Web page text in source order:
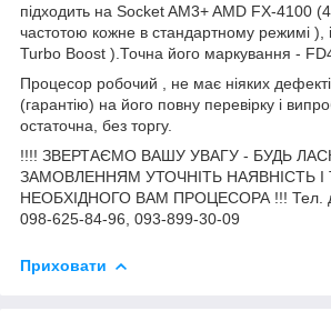
підходить на Socket AM3+ AMD FX-4100
частотою кожне в стандартному режимі ),
Turbo Boost ).Точна його маркування -
Процесор робочий , не має ніяких
(гарантію) на його повну перевірку і
остаточна, без торгу.
!!!! ЗВЕРТАЄМО ВАШУ УВАГУ - БУДЬ
ЗАМОВЛЕННЯМ УТОЧНІТЬ НАЯВНІСТЬ І
НЕОБХІДНОГО ВАМ ПРОЦЕСОРА !!! Тел.
098-625-84-96, 093-899-30-09
Приховати